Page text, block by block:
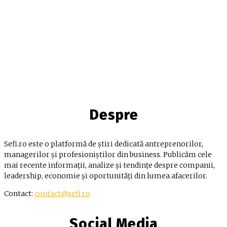
Despre
Sefi.ro este o platformă de știri dedicată antreprenorilor,
managerilor și profesioniștilor din business. Publicăm cele
mai recente informații, analize și tendințe despre companii,
leadership, economie și oportunități din lumea afacerilor.
Contact: contact@sefi.ro